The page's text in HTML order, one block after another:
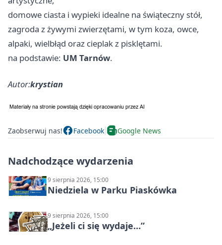
domowe ciasta i wypieki idealne na świąteczny stół,
zagroda z żywymi zwierzętami, w tym koza, owce,
alpaki, wielbłąd oraz cieplak z pisklętami.
na podstawie: UM Tarnów.
Autor:krystian
Zaobserwuj nas! Facebook Google News
Nadchodzące wydarzenia
9 sierpnia 2026, 15:00
Niedziela w Parku Piaskówka
9 sierpnia 2026, 15:00
„Jeżeli ci się wydaje…”